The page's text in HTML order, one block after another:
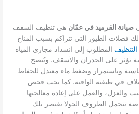
صيانة القرميد في عمّان هي تنظيف السقف
فضلات الطيور التي تتراكم بسبب المناخ
التنظيف المطلوب إلى انسداد مجاري المياه
تؤثر على الجدران والأسقف. ويُنصح
وباستمرار وضغط ماء معتدل للحفاظ
في طبقته الواقية. كما يجب فحص
والعزل، والعمل على إعادة معالجتها
تتحمل الظروف الجولا تقتصر تلك